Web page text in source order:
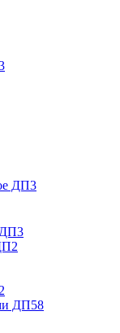
ДП3